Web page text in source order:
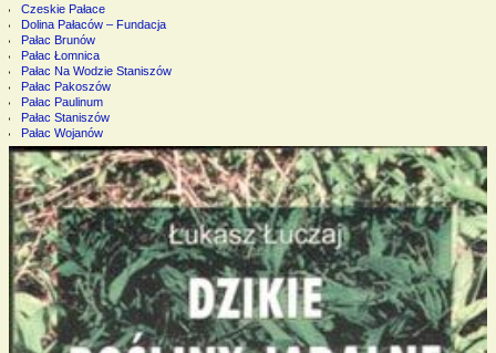
Czeskie Pałace
Dolina Pałaców – Fundacja
Pałac Brunów
Pałac Łomnica
Pałac Na Wodzie Staniszów
Pałac Pakoszów
Pałac Paulinum
Pałac Staniszów
Pałac Wojanów